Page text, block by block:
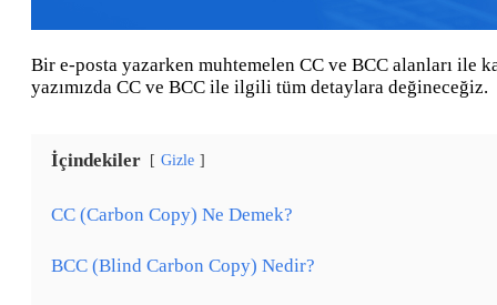
Bir e-posta yazarken muhtemelen CC ve BCC alanları ile
yazımızda CC ve BCC ile ilgili tüm detaylara değineceğiz.
İçindekiler Gizle
CC (Carbon Copy) Ne Demek?
BCC (Blind Carbon Copy) Nedir?